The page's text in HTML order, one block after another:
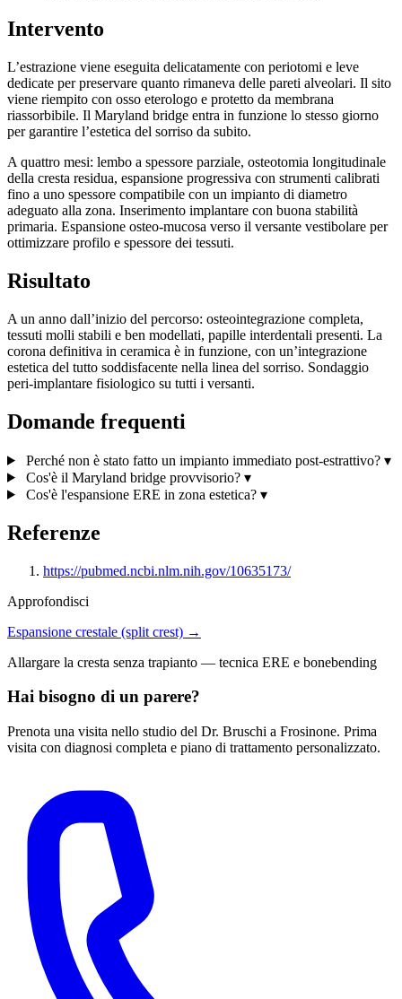
Intervento
L’estrazione viene eseguita delicatamente con periotomi e leve
dedicate per preservare quanto rimaneva delle pareti alveolari. Il sito
viene riempito con osso eterologo e protetto da membrana
riassorbibile. Il Maryland bridge entra in funzione lo stesso giorno
per garantire l’estetica del sorriso da subito.
A quattro mesi: lembo a spessore parziale, osteotomia longitudinale
della cresta residua, espansione progressiva con strumenti calibrati
fino a uno spessore compatibile con un impianto di diametro
adeguato alla zona. Inserimento implantare con buona stabilità
primaria. Espansione osteo-mucosa verso il versante vestibolare per
ottimizzare profilo e spessore dei tessuti.
Risultato
A un anno dall’inizio del percorso: osteointegrazione completa,
tessuti molli stabili e ben modellati, papille interdentali presenti. La
corona definitiva in ceramica è in funzione, con un’integrazione
estetica del tutto soddisfacente nella linea del sorriso. Sondaggio
peri-implantare fisiologico su tutti i versanti.
Domande frequenti
Perché non è stato fatto un impianto immediato post-estrattivo? ▾
Cos'è il Maryland bridge provvisorio? ▾
Cos'è l'espansione ERE in zona estetica? ▾
Referenze
https://pubmed.ncbi.nlm.nih.gov/10635173/
Approfondisci
Espansione crestale (split crest) →
Allargare la cresta senza trapianto — tecnica ERE e bonebending
Hai bisogno di un parere?
Prenota una visita nello studio del Dr. Bruschi a Frosinone. Prima
visita con diagnosi completa e piano di trattamento personalizzato.